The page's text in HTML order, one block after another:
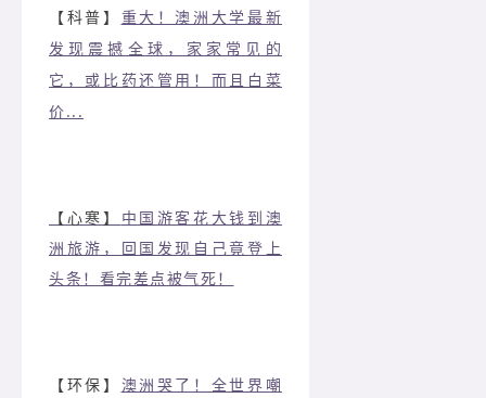
【科普】 重大！澳洲大学最新
发现震撼全球，家家常见的
它，或比药还管用！而且白菜
价...
【心寒】 中国游客花大钱到澳
洲旅游，回国发现自己竟登上
头条！看完差点被气死！
【环保】 澳洲哭了！全世界嘲